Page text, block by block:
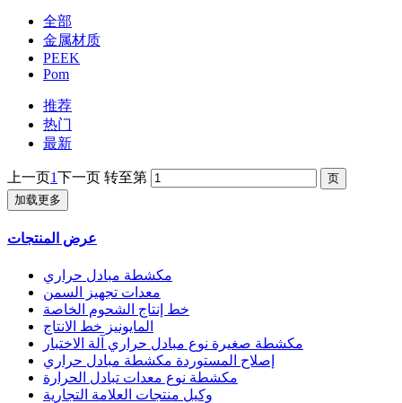
全部
金属材质
PEEK
Pom
推荐
热门
最新
上一页1下一页 转至第
加载更多
عرض المنتجات
مكشطة مبادل حراري
معدات تجهيز السمن
خط إنتاج الشحوم الخاصة
المايونيز خط الانتاج
مكشطة صغيرة نوع مبادل حراري آلة الاختبار
إصلاح المستوردة مكشطة مبادل حراري
مكشطة نوع معدات تبادل الحرارة
وكيل منتجات العلامة التجارية